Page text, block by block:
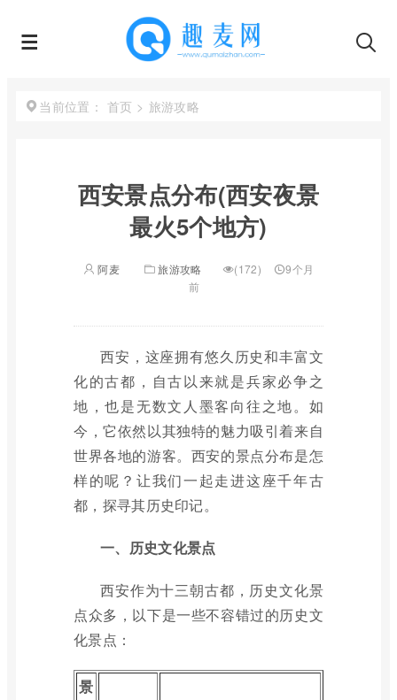
当前位置： 首页 > 旅游攻略
西安景点分布(西安夜景
最火5个地方)
阿麦 旅游攻略 (172)
9个月
前
西安，这座拥有悠久历史和丰富文
化的古都，自古以来就是兵家必争之
地，也是无数文人墨客向往之地。如
今，它依然以其独特的魅力吸引着来自
世界各地的游客。西安的景点分布是怎
样的呢？让我们一起走进这座千年古
都，探寻其历史印记。
一、历史文化景点
西安作为十三朝古都，历史文化景
点众多，以下是一些不容错过的历史文
化景点：
景